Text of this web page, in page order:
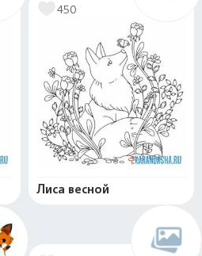
450
Лиса весной